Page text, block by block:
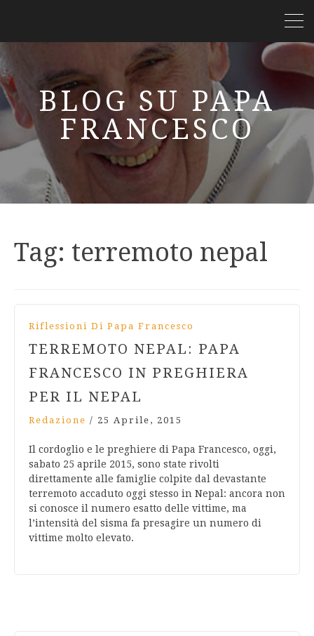
BLOG SU PAPA
FRANCESCO
Tag: terremoto nepal
Riflessioni Di Papa Francesco
TERREMOTO NEPAL: PAPA
FRANCESCO IN PREGHIERA
PER IL NEPAL
Redazione / 25 Aprile, 2015
Il cordoglio e le preghiere di Papa Francesco, oggi,
sabato 25 aprile 2015, sono state rivolti
direttamente alle famiglie colpite dal devastante
terremoto accaduto oggi stesso in Nepal: ancora non
si conosce il numero esatto delle vittime, ma
l’intensità del sisma fa presagire un numero di
vittime molto elevato.